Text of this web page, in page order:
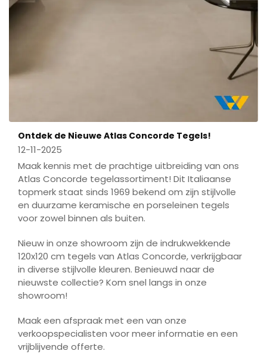
Ontdek de Nieuwe Atlas Concorde Tegels!
12-11-2025
Maak kennis met de prachtige uitbreiding van ons
Atlas Concorde tegelassortiment! Dit Italiaanse
topmerk staat sinds 1969 bekend om zijn stijlvolle
en duurzame keramische en porseleinen tegels
voor zowel binnen als buiten.
Nieuw in onze showroom zijn de indrukwekkende
120x120 cm tegels van Atlas Concorde, verkrijgbaar
in diverse stijlvolle kleuren. Benieuwd naar de
nieuwste collectie? Kom snel langs in onze
showroom!
Maak een afspraak met een van onze
verkoopspecialisten voor meer informatie en een
vrijblijvende offerte.